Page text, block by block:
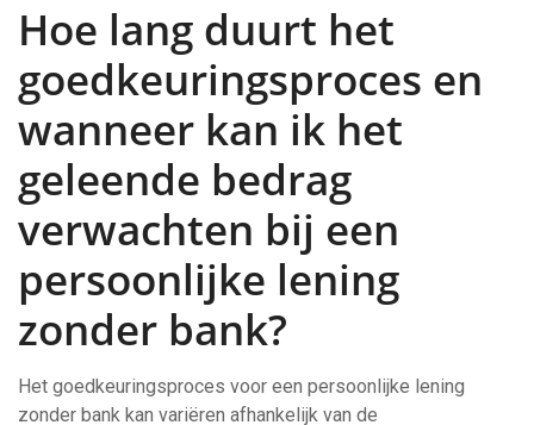
Hoe lang duurt het
goedkeuringsproces en
wanneer kan ik het
geleende bedrag
verwachten bij een
persoonlijke lening
zonder bank?
Het goedkeuringsproces voor een persoonlijke lening
zonder bank kan variëren afhankelijk van de